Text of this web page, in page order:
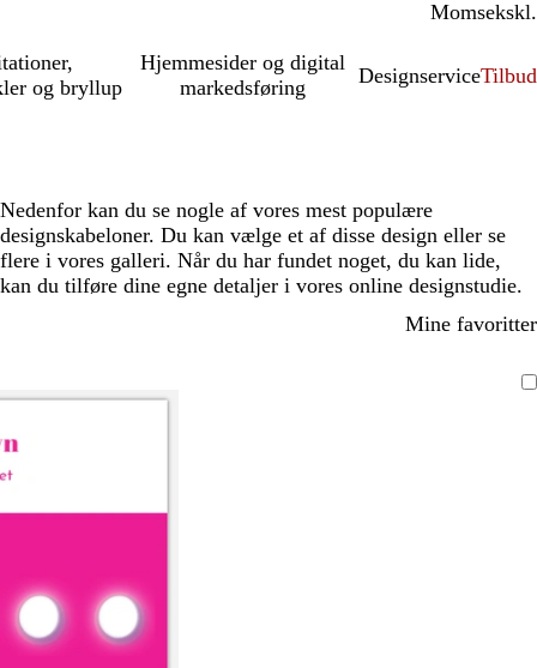
Momsinkl.
ekskl.
og bryllup
Hjemmesider og digital
markedsføring
DesignserviceTilbud
Nedenfor kan du se nogle af vores mest populære
designskabeloner. Du kan vælge et af disse design eller se
flere i vores galleri. Når du har fundet noget, du kan lide,
kan du tilføre dine egne detaljer i vores online designstudie.
Mine favoritter